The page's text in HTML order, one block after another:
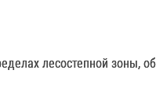
лесостепной зоны,